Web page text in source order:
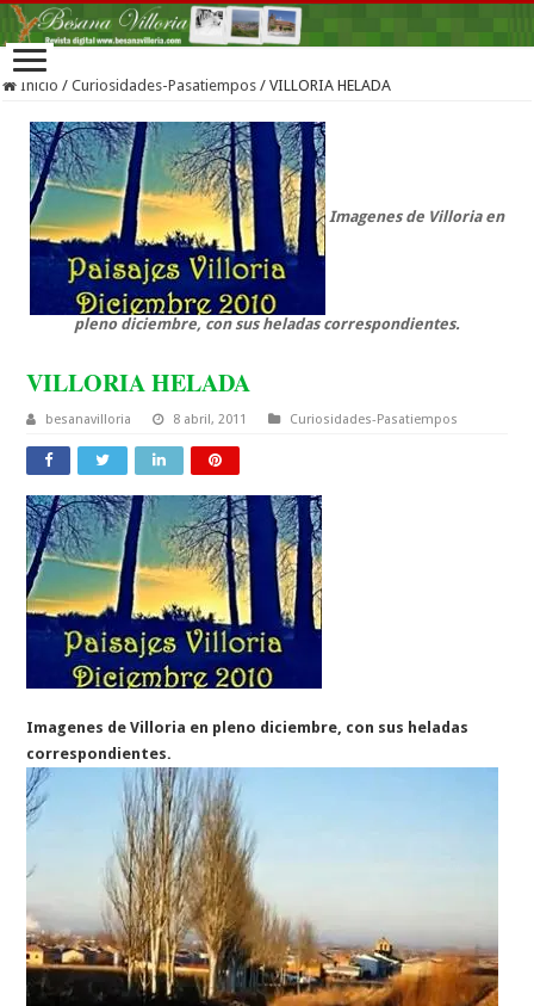
Inicio / Curiosidades-Pasatiempos / VILLORIA HELADA
Imagenes de Villoria en
pleno diciembre, con sus heladas correspondientes.
VILLORIA HELADA
besanavilloria 8 abril, 2011 Curiosidades-Pasatiempos
Imagenes de Villoria en pleno diciembre, con sus heladas
correspondientes.